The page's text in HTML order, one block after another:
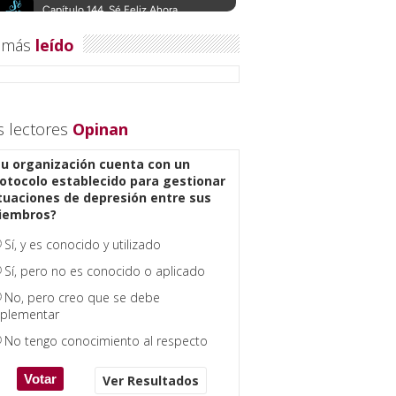
leído
lectores Opinan
organización cuenta con un
establecido para gestionar
de depresión entre sus
Sí, y es conocido y utilizado
Sí, pero no es conocido o aplicado
No, pero creo que se debe
No tengo conocimiento al respecto
Ver Resultados